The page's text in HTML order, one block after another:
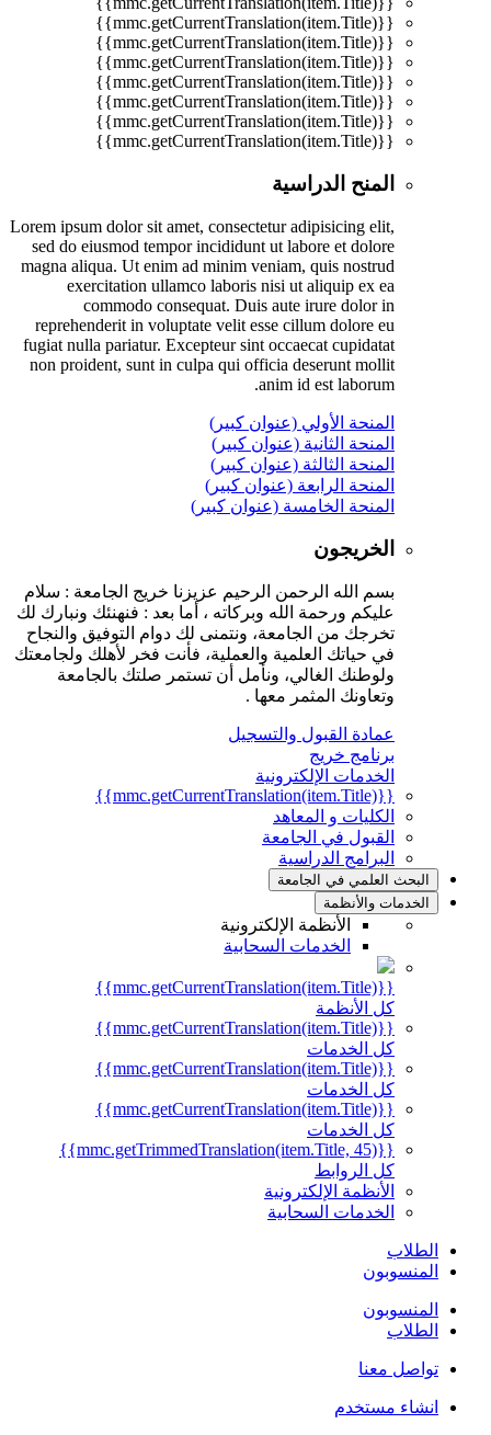
{{mmc.getCurrentTranslation(item.Title)}}
{{mmc.getCurrentTranslation(item.Title)}}
{{mmc.getCurrentTranslation(item.Title)}}
{{mmc.getCurrentTranslation(item.Title)}}
{{mmc.getCurrentTranslation(item.Title)}}
{{mmc.getCurrentTranslation(item.Title)}}
{{mmc.getCurrentTranslation(item.Title)}}
المنح الدراسية
Lorem ipsum dolor sit amet, consectetur adipisicing elit,
sed do eiusmod tempor incididunt ut labore et dolore
magna aliqua. Ut enim ad minim veniam, quis nostrud
exercitation ullamco laboris nisi ut aliquip ex ea
commodo consequat. Duis aute irure dolor in
reprehenderit in voluptate velit esse cillum dolore eu
fugiat nulla pariatur. Excepteur sint occaecat cupidatat
non proident, sunt in culpa qui officia deserunt mollit
anim id est laborum.
المنحة الأولي (عنوان كبير)
المنحة الثانية (عنوان كبير)
المنحة الثالثة (عنوان كبير)
المنحة الرابعة (عنوان كبير)
المنحة الخامسة (عنوان كبير)
الخريجون
بسم الله الرحمن الرحيم عزيزنا خريج الجامعة : سلام
عليكم ورحمة الله وبركاته ، أما بعد : فنهنئك ونبارك لك
تخرجك من الجامعة، ونتمنى لك دوام التوفيق والنجاح
في حياتك العلمية والعملية، فأنت فخر لأهلك ولجامعتك
ولوطنك الغالي، ونأمل أن تستمر صلتك بالجامعة
وتعاونك المثمر معها .
عمادة القبول والتسجيل
برنامج خريج
الخدمات الإلكترونية
{{mmc.getCurrentTranslation(item.Title)}}
الكليات و المعاهد
القبول في الجامعة
البرامج الدراسية
البحث العلمي في الجامعة
الخدمات والأنظمة
الأنظمة الإلكترونية
الخدمات السحابية
{{mmc.getCurrentTranslation(item.Title)}}
كل الأنظمة
{{mmc.getCurrentTranslation(item.Title)}}
كل الخدمات
{{mmc.getCurrentTranslation(item.Title)}}
كل الخدمات
{{mmc.getCurrentTranslation(item.Title)}}
كل الخدمات
{{mmc.getTrimmedTranslation(item.Title, 45)}}
كل الروابط
الأنظمة الإلكترونية
الخدمات السحابية
الطلاب
المنسوبون
المنسوبون
الطلاب
تواصل معنا
انشاء مستخدم